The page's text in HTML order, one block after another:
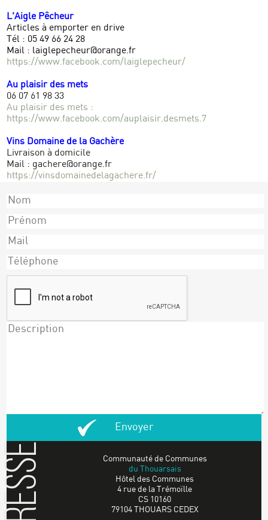
L'Aigle Pêcheur
Articles à emporter en drive
Tél : 05 49 66 24 28
Mail : laiglepecheur@orange.fr
https://www.facebook.com/laiglepecheur/
Au plaisir des mets
06 07 61 98 33
Au plaisir des mets :
https://www.facebook.com/auplaisir.desmets.7
Vins Domaine de la Gachère
Livraison à domicile
Mail : gachere@orange.fr
https://vinsdomainedelagachere.fr/
Communauté de Communes
du Thouarsais
Hôtel des Communes
4 rue de la Trémoïlle
CS 10160
79104 THOUARS CEDEX